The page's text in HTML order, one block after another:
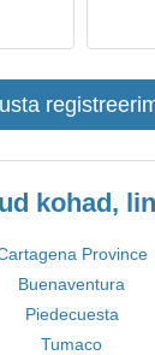
kohad,
Province
Buenaventura
Piedecuesta
Tumaco